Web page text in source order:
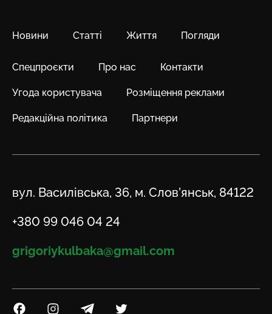
Новини Статті Життя Погляди
Спецпроєкти Про нас Контакти
Угода користувача Розміщення реклами
Редакційна політика Партнери
Адреса
вул. Василівська, 36, м. Слов’янськ, 84122
Телефон
+380 99 046 04 24
Email
grigoriykulbaka@gmail.com
Посилання на Facebook
Посилання на Instagram
Посилання на Telegram
Посилання на Twitter